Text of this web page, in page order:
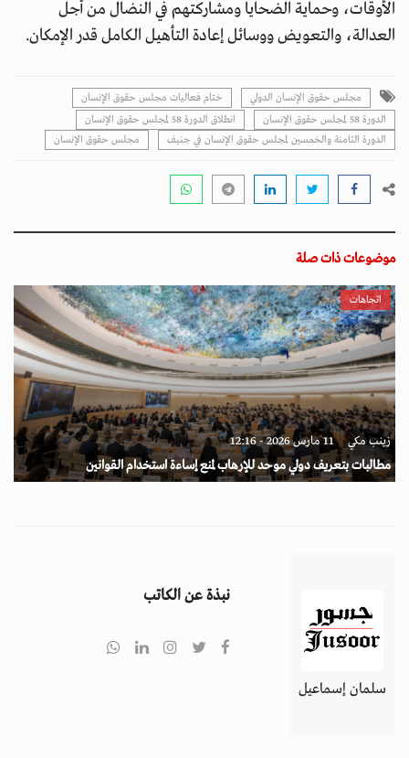
الأوقات، وحماية الضحايا ومشاركتهم في النضال من أجل
العدالة، والتعويض ووسائل إعادة التأهيل الكامل قدر الإمكان.
مجلس حقوق الإنسان الدولي
ختام فعاليات مجلس حقوق الإنسان
الدورة 58 لمجلس حقوق الإنسان
انطلاق الدورة 58 لمجلس حقوق الإنسان
الدورة الثامنة والخمسين لمجلس حقوق الإنسان في جنيف
مجلس حقوق الإنسان
موضوعات ذات صلة
اتجاهات
زينب مكي 11 مارس 2026 - 12:16
مطالبات بتعريف دولي موحد للإرهاب لمنع إساءة استخدام القوانين
سلمان إسماعيل
نبذة عن الكاتب